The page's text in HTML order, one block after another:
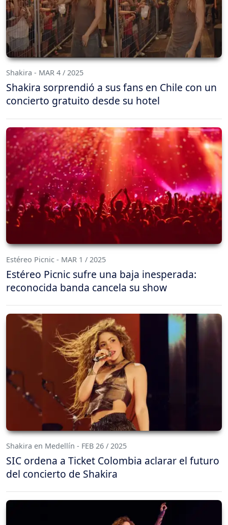
Shakira - MAR 4 / 2025
Shakira sorprendió a sus fans en Chile con un
concierto gratuito desde su hotel
Estéreo Picnic - MAR 1 / 2025
Estéreo Picnic sufre una baja inesperada:
reconocida banda cancela su show
Shakira en Medellín - FEB 26 / 2025
SIC ordena a Ticket Colombia aclarar el futuro
del concierto de Shakira